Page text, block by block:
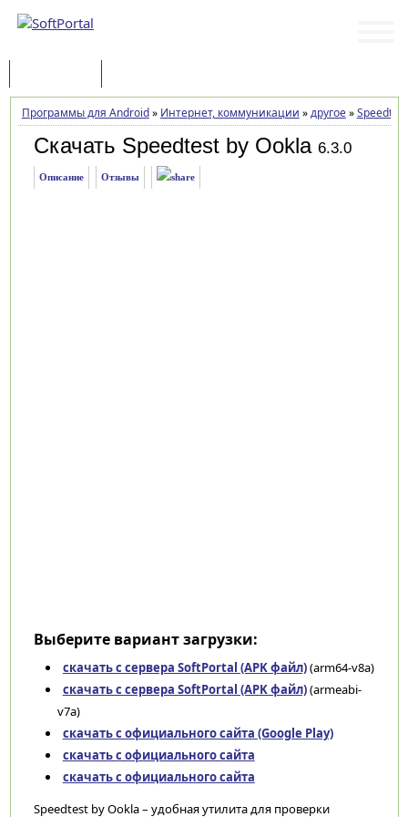
Программы для Android» Интернет, коммуникации »другое»
Скачать Speedtest by Ookla 6.3.0
Описание Отзывы
Выберите вариант загрузки:
скачать с сервера SoftPortal (APK файл)(arm64-v8a)
скачать с сервера SoftPortal (APK файл)(armeabi-
v7a)
скачать с официального сайта (Google Play)
скачать с официального сайта
скачать с официального сайта
Speedtest by Ookla – удобная утилита для проверки